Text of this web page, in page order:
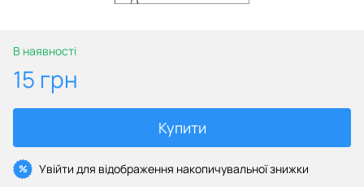
В наявності
15 грн
Купити
% Увійти для відображення накопичувальної знижки